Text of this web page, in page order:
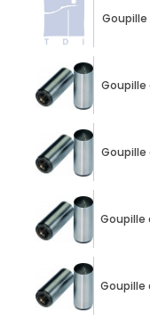
Goupille
Goupille
Goupille
Goupille